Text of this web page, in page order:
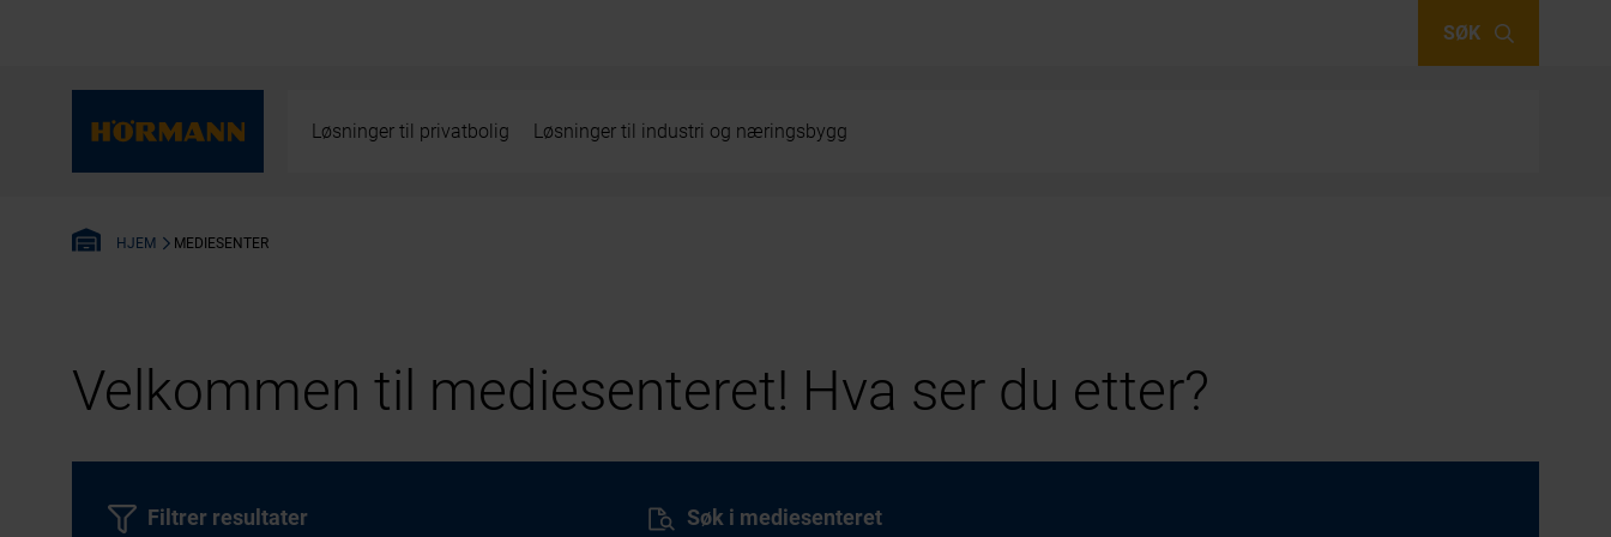
SØK
Løsninger til privatbolig Løsninger til industri og næringsbygg
HJEM MEDIESENTER
Velkommen til mediesenteret! Hva ser du etter?
Søk i mediesenteret
Filtrer resultater